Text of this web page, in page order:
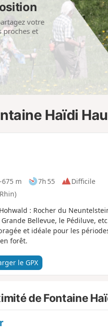
votre
proches et
Haïdi
-675 m 7h 55
Difficile
: Rocher du
Bellevue, le Pédiluve,
et idéale pour les
forêt.
le GPX
de Fontaine